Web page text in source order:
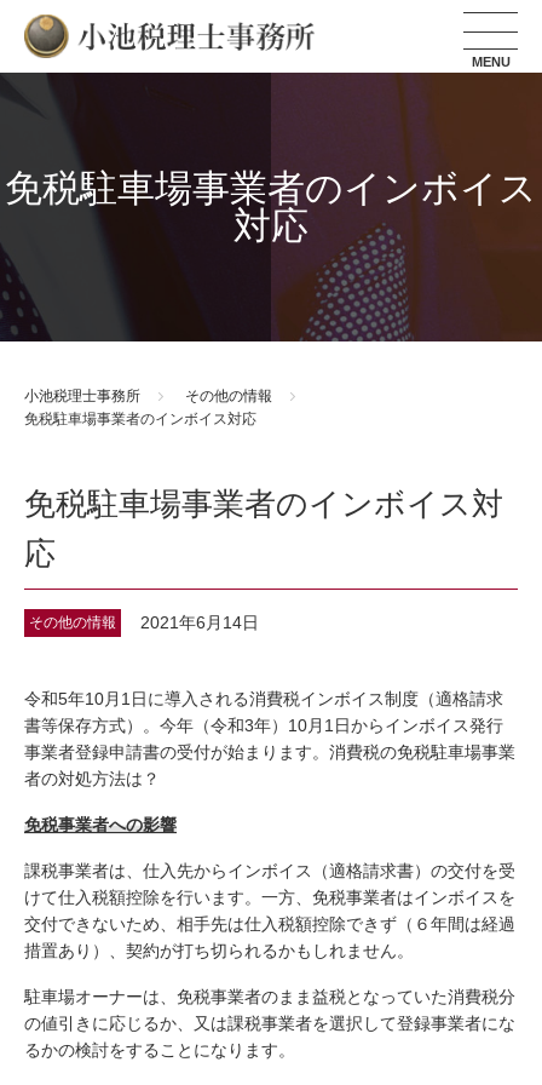
小池税理士事務所
免税駐車場事業者のインボイス
対応
小池税理士事務所
その他の情報
免税駐車場事業者のインボイス対応
免税駐車場事業者のインボイス対
応
その他の情報 2021年6月14日
令和5年10月1日に導入される消費税インボイス制度（適格請求
書等保存方式）。今年（令和3年）10月1日からインボイス発行
事業者登録申請書の受付が始まります。消費税の免税駐車場事業
者の対処方法は？
免税事業者への影響
課税事業者は、仕入先からインボイス（適格請求書）の交付を受
けて仕入税額控除を行います。一方、免税事業者はインボイスを
交付できないため、相手先は仕入税額控除できず（６年間は経過
措置あり）、契約が打ち切られるかもしれません。
駐車場オーナーは、免税事業者のまま益税となっていた消費税分
の値引きに応じるか、又は課税事業者を選択して登録事業者にな
るかの検討をすることになります。